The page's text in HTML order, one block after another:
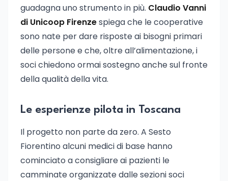
guadagna uno strumento in più. Claudio Vanni
di Unicoop Firenzespiega che le cooperative
sono nate per dare risposte ai bisogni primari
delle persone e che, oltre all’alimentazione, i
soci chiedono ormai sostegno anche sul fronte
della qualità della vita.
Le esperienze pilota in Toscana
Il progetto non parte da zero. A Sesto
Fiorentino alcuni medici di base hanno
cominciato a consigliare ai pazienti le
camminate organizzate dalle sezioni soci